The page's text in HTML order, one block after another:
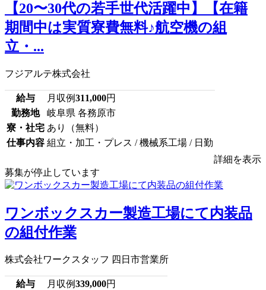
【20〜30代の若手世代活躍中】【在籍
期間中は実質寮費無料♪航空機の組
立・...
フジアルテ株式会社
給与 月収例311,000円
勤務地
岐阜県 各務原市
寮・社宅 あり（無料）
仕事内容 組立・加工・プレス / 機械系工場 / 日勤
詳細を表示
募集が停止しています
ワンボックスカー製造工場にて内装品
の組付作業
株式会社ワークスタッフ 四日市営業所
給与 月収例339,000円